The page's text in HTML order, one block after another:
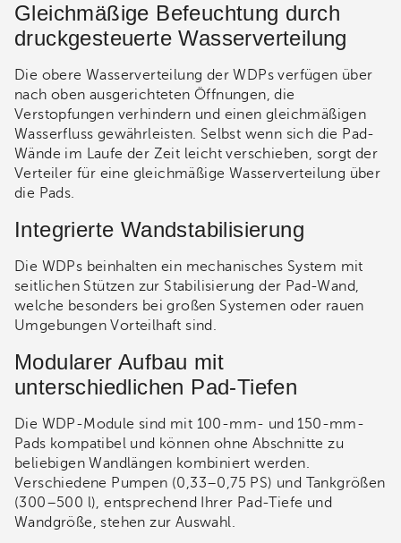
Gleichmäßige Befeuchtung durch
druckgesteuerte Wasserverteilung
Die obere Wasserverteilung der WDPs verfügen über
nach oben ausgerichteten Öffnungen, die
Verstopfungen verhindern und einen gleichmäßigen
Wasserfluss gewährleisten. Selbst wenn sich die Pad-
Wände im Laufe der Zeit leicht verschieben, sorgt der
Verteiler für eine gleichmäßige Wasserverteilung über
die Pads.
Integrierte Wandstabilisierung
Die WDPs beinhalten ein mechanisches System mit
seitlichen Stützen zur Stabilisierung der Pad-Wand,
welche besonders bei großen Systemen oder rauen
Umgebungen Vorteilhaft sind.
Modularer Aufbau mit
unterschiedlichen Pad-Tiefen
Die WDP-Module sind mit 100-mm- und 150-mm-
Pads kompatibel und können ohne Abschnitte zu
beliebigen Wandlängen kombiniert werden.
Verschiedene Pumpen (0,33–0,75 PS) und Tankgrößen
(300–500 l), entsprechend Ihrer Pad-Tiefe und
Wandgröße, stehen zur Auswahl.